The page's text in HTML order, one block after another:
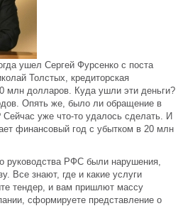
ушел Сергей Фурсенко с поста
Толстых, кредиторская
млн долларов. Куда ушли эти деньги?
Опять же, было ли обращение в
Сейчас уже что-то удалось сделать. И
финансовый год с убытком в 20 млн
руководства РФС были нарушения,
Все знают, где и какие услуги
тендер, и вам пришлют массу
сформируете представление о